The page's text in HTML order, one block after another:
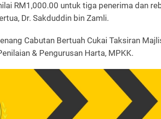
RM1,000.00 untuk tiga penerima dan
Dr. Sakduddin bin Zamli.
Cabutan Bertuah Cukai Taksiran
& Pengurusan Harta, MPKK.